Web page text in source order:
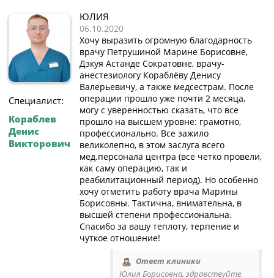
Специалист:
Кораблев
Денис
Викторович
ЮЛИЯ
06.10.2020
Хочу выразить огромную благодарность
врачу Петрушиной Марине Борисовне,
Дзкуя Астанде Сократовне, врачу-
анестезиологу Кораблёву Денису
Валерьевичу, а также медсестрам. После
операции прошло уже почти 2 месяца,
могу с уверенностью сказать, что все
прошло на высшем уровне: грамотно,
профессионально. Все зажило
великолепно, в этом заслуга всего
мед.персонала центра (все четко провели,
как саму операцию, так и
реабилитационный период). Но особенно
хочу отметить работу врача Марины
Борисовны. Тактична, внимательна, в
высшей степени профессиональна.
Спасибо за вашу теплоту, терпение и
чуткое отношение!
Ответ клиники
Юлия Борисовна, здравствуйте.